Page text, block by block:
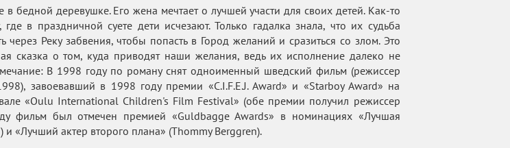
бедной деревушке. Его жена мечтает о лучшей участи для своих детей. Как-то
в праздничной суете дети исчезают. Только гадалка знала, что их судьба
через Реку забвения, чтобы попасть в Город желаний и сразиться со злом. Это
сказка о том, куда приводят наши желания, ведь их исполнение далеко не
В 1998 году по роману снят одноименный шведский фильм (режиссер
завоевавший в 1998 году премии «C.I.F.E.J. Award» и «Starboy Award» на
«Oulu International Children's Film Festival» (обе премии получил режиссер
фильм был отмечен премией «Guldbagge Awards» в номинациях «Лучшая
«Лучший актер второго плана» (Thommy Berggren).